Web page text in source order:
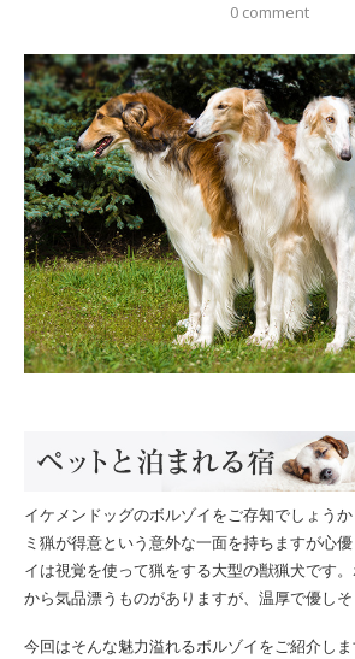
0 comment
イケメンドッグのボルゾイをご存知でしょう
ミ猟が得意という意外な一面を持ちますが心
イは視覚を使って猟をする大型の獣猟犬です
から気品漂うものがありますが、温厚で優しそ
今回はそんな魅力溢れるボルゾイをご紹介しま